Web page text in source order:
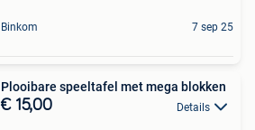
Binkom 7 sep 25
Plooibare speeltafel met mega blokken
€ 15,00 Details